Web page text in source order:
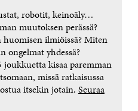
robotit, keinoäly…
muutoksen perässä?
ilmiöissä? Miten
ongelmat yhdessä?
joukkuetta kisaa paremman
missä ratkaisussa
itsekin jotain. Seuraa